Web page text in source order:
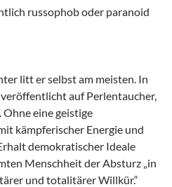
russophob oder paranoid
litt er selbst am meisten. In
auf Perlentaucher,
eine geistige
kämpferischer Energie und
demokratischer Ideale
Menschheit der Absturz „in
und totalitärer Willkür.“